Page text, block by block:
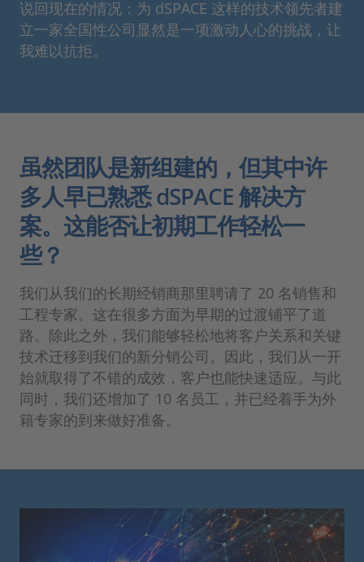
说回现在的情况：为 dSPACE 这样的技术领先者建
立一家全国性公司显然是一项激动人心的挑战，让
我难以抗拒。
虽然团队是新组建的，但其中许
多人早已熟悉 dSPACE 解决方
案。这能否让初期工作轻松一
些？
我们从我们的长期经销商那里聘请了 20 名销售和
工程专家。这在很多方面为早期的过渡铺平了道
路。除此之外，我们能够轻松地将客户关系和关键
技术迁移到我们的新分销公司。因此，我们从一开
始就取得了不错的成效，客户也能快速适应。与此
同时，我们还增加了 10 名员工，并已经着手为外
籍专家的到来做好准备。